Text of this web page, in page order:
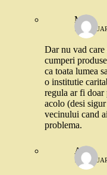
Mira
16
Dar nu vad care
cumperi
ca toata lumea
o institutie
regula ar fi doar
acolo (desi
vecinului cand
problema.
Alina
14